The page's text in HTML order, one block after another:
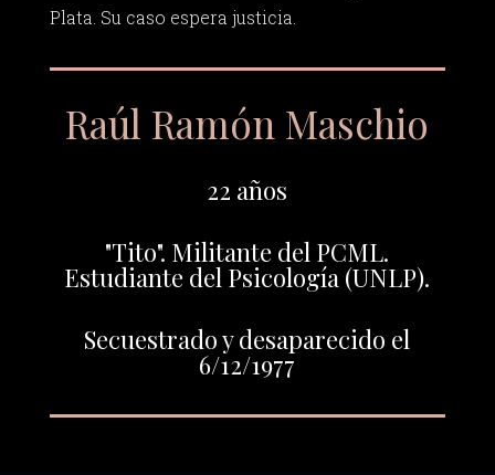
Plata. Su caso espera justicia.
Raúl Ramón Maschio
22 años
"Tito". Militante del PCML.
Estudiante del Psicología (UNLP).
Secuestrado y desaparecido el
6/12/1977